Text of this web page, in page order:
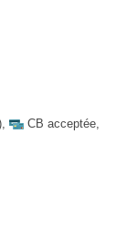
, CB acceptée,